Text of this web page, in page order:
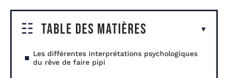
Table des matières
Les différentes interprétations psychologiques
du rêve de faire pipi